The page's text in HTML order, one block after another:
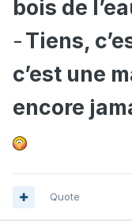
bois de
-Tiens,
c’est une
encore
Quote